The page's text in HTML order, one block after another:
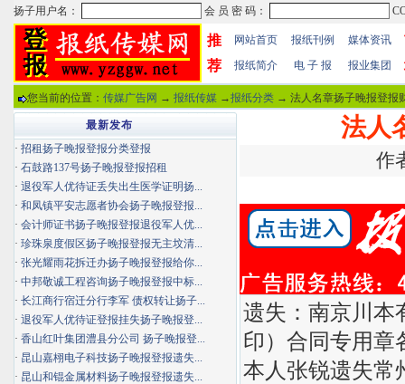
推
荐
网站首页 报纸刊例 媒体资讯
报纸简介 电 子 报 报业集团
您当前的位置： 传媒广告网 → 报纸传媒 →报纸分类 → 法人名章扬子晚报登报
法人
作
遗失：南京川本
印）合同专用章
本人张锐遗失常
最新发布
· 招租扬子晚报登报分类登报
· 石鼓路137号扬子晚报登报招租
· 退役军人优待证丢失出生医学证明扬...
· 和凤镇平安志愿者协会扬子晚报登报...
· 会计师证书扬子晚报登报退役军人优...
· 珍珠泉度假区扬子晚报登报无主坟清...
· 张光耀雨花拆迁办扬子晚报登报给你...
· 中邦敬诚工程咨询扬子晚报登报中标...
· 长江商行宿迁分行李军 债权转让扬子...
· 退役军人优待证登报挂失扬子晚报登...
· 香山红叶集团澧县分公司 扬子晚报登...
· 昆山嘉栩电子科技扬子晚报登报遗失...
· 昆山和锟金属材料扬子晚报登报遗失...